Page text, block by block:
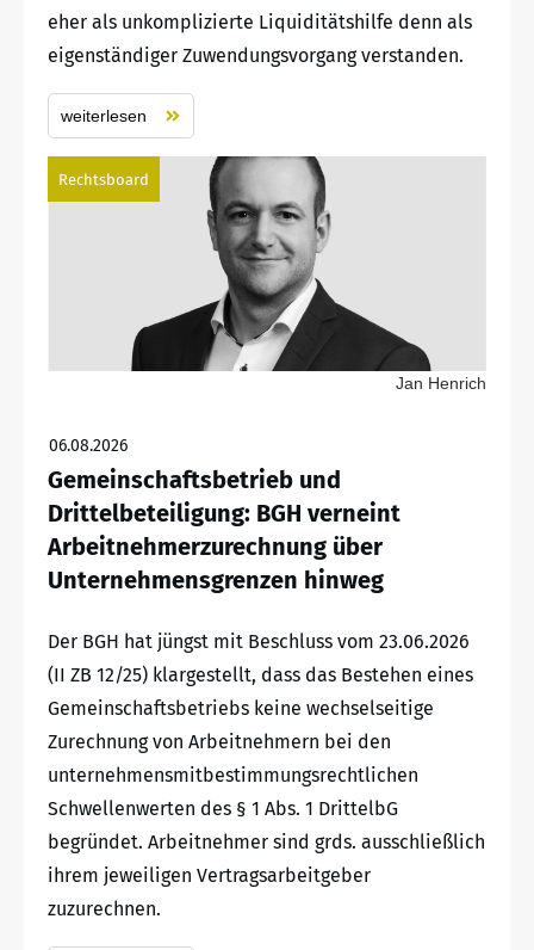
eher als unkomplizierte Liquiditätshilfe denn als
eigenständiger Zuwendungsvorgang verstanden.
weiterlesen
Rechtsboard
Jan Henrich
06.08.2026
Gemeinschaftsbetrieb und
Drittelbeteiligung: BGH verneint
Arbeitnehmerzurechnung über
Unternehmensgrenzen hinweg
Der BGH hat jüngst mit Beschluss vom 23.06.2026
(II ZB 12/25) klargestellt, dass das Bestehen eines
Gemeinschaftsbetriebs keine wechselseitige
Zurechnung von Arbeitnehmern bei den
unternehmensmitbestimmungsrechtlichen
Schwellenwerten des § 1 Abs. 1 DrittelbG
begründet. Arbeitnehmer sind grds. ausschließlich
ihrem jeweiligen Vertragsarbeitgeber
zuzurechnen.